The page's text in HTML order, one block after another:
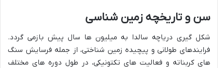
سن و تاریخچه زمین شناسی
شکل گیری دریاچه سالدا به میلیون ها سال پیش بازمی گردد.
فرایندهای طولانی و پیچیده زمین شناختی، از جمله فرسایش سنگ
های کربناته و فعالیت های تکتونیکی، در طول دوره های مختلف